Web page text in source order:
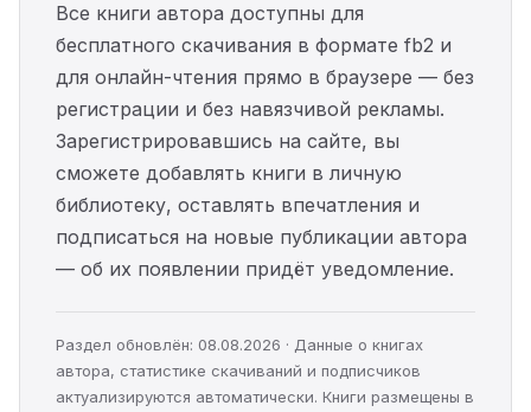
Все книги автора доступны для
бесплатного скачивания в формате fb2 и
для онлайн-чтения прямо в браузере — без
регистрации и без навязчивой рекламы.
Зарегистрировавшись на сайте, вы
сможете добавлять книги в личную
библиотеку, оставлять впечатления и
подписаться на новые публикации автора
— об их появлении придёт уведомление.
Раздел обновлён: 08.08.2026 · Данные о книгах
автора, статистике скачиваний и подписчиков
актуализируются автоматически. Книги размещены в